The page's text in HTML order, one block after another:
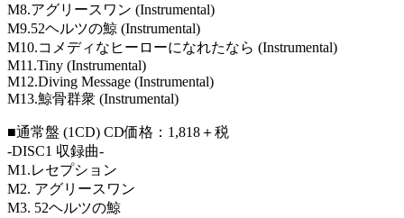
M8.アグリースワン (Instrumental)
M9.52ヘルツの鯨 (Instrumental)
M10.コメディなヒーローになれたなら (Instrumental)
M11.Tiny (Instrumental)
M12.Diving Message (Instrumental)
M13.鯨骨群衆 (Instrumental)
■通常盤 (1CD) CD価格：1,818＋税
-DISC1 収録曲-
M1.レセプション
M2. アグリースワン
M3. 52ヘルツの鯨